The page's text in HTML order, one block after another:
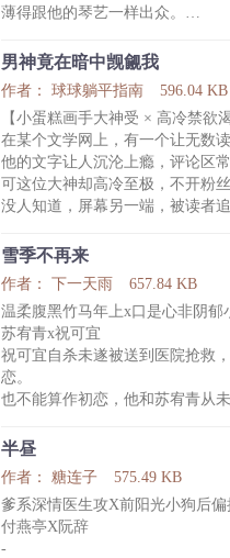
薄得跟他的琴艺一样出众。
直到一份天价债务，将他送到了
周阎浮，欧洲上流社会最没人敢
传说无数。
裴母：“你只要哄他一句，就能救
裴枝和准备尽孝。
来到周阎浮身边第一天，裴枝和
来到周阎浮身边
男神竟在暗中觊觎我
作者： 球球躺平指南 596.04 KB
【小蛋糕画手大神受 × 高冷禁欲
在某个文学网上，有一个让无数
他的文字让人沉沦上瘾，评论区
可这位大神却高冷至极，不开粉
没人知道，屏幕另一端，被读者
他患有皮肤饥渴症，渴望触碰，
厌恶回避。
无数深夜，他只能靠反复翻阅一
的线条中，汲取虚幻的慰藉，缓
而被人惦记上的方闻洲最近心情极
雪季不再来
作者： 下一天雨 657.84 KB
温柔腹黑竹马年上x口是心非阴郁
苏宥青x祝可宜
祝可宜自杀未遂被送到医院抢救
恋。
也不能算作初恋，他和苏宥青从未
再见到的人。
只是祝可宜不明白，明明曾许下
么又紧紧抓着他不让他走？
温柔腹黑x口是心非
Tag列表：竹马天降、久别重逢、
半昼
作者： 糖连子 575.49 KB
爹系深情医生攻X前阳光小狗后偏
付燕亭X阮辞
-